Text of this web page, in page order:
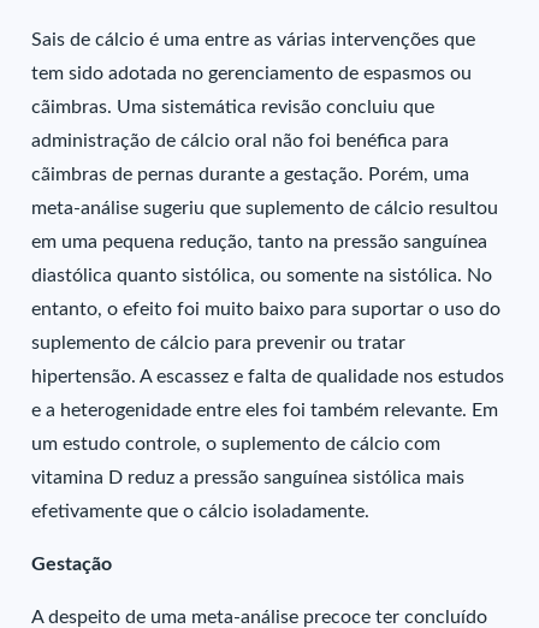
Sais de cálcio é uma entre as várias intervenções que
tem sido adotada no gerenciamento de espasmos ou
cãimbras. Uma sistemática revisão concluiu que
administração de cálcio oral não foi benéfica para
cãimbras de pernas durante a gestação. Porém, uma
meta-análise sugeriu que suplemento de cálcio resultou
em uma pequena redução, tanto na pressão sanguínea
diastólica quanto sistólica, ou somente na sistólica. No
entanto, o efeito foi muito baixo para suportar o uso do
suplemento de cálcio para prevenir ou tratar
hipertensão. A escassez e falta de qualidade nos estudos
e a heterogenidade entre eles foi também relevante. Em
um estudo controle, o suplemento de cálcio com
vitamina D reduz a pressão sanguínea sistólica mais
efetivamente que o cálcio isoladamente.
Gestação
A despeito de uma meta-análise precoce ter concluído